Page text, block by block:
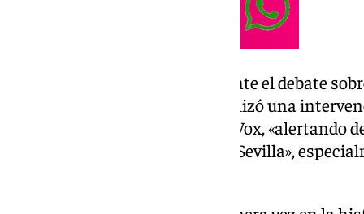
Como recoge la iniciativa, durante el debate
2025, la edil de Podemos-IU realizó una
de gobernabilidad entre el PP y Vox, «alertando
sociales que esto suponía para Sevilla»,